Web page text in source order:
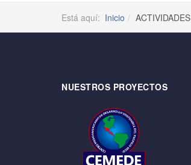
Está aquí: Inicio ACTIVIDADES
NUESTROS PROYECTOS